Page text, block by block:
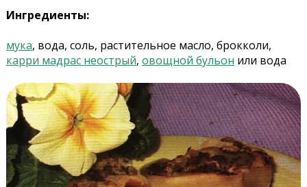
Ингредиенты:
мука, вода, соль, растительное масло, брокколи,
карри мадрас неострый, овощной бульон или вода